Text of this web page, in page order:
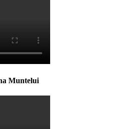
Muntelui